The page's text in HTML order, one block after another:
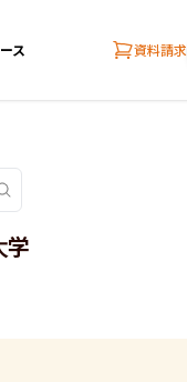
ス 資料請求
学